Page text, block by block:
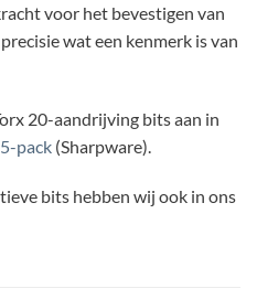
voor het bevestigen van
wat een kenmerk is van
20-aandrijving bits aan in
5-pack (Sharpware).
bits hebben wij ook in ons